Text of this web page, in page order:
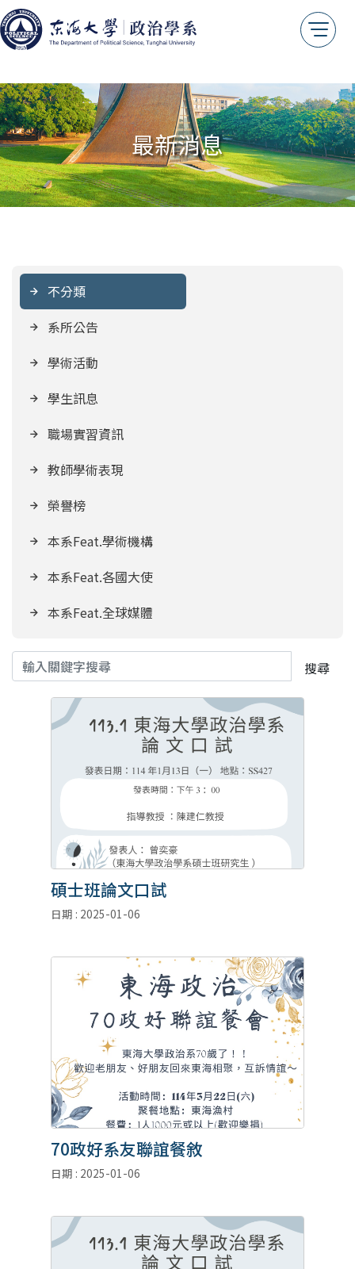
最新消息
不分類
系所公告
學術活動
學生訊息
職場實習資訊
教師學術表現
榮譽榜
本系Feat.學術機構
本系Feat.各國大使
本系Feat.全球媒體
搜尋
碩士班論文口試
日期 : 2025-01-06
70政好系友聯誼餐敘
日期 : 2025-01-06